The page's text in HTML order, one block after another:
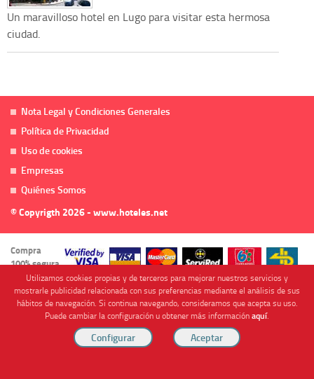
Un maravilloso hotel en Lugo para visitar esta hermosa
ciudad.
Nota Legal y Condiciones Generales
Política de Privacidad
Uso de cookies
Empresas
Quiénes Somos
© Copyrigth 2026 - www.hoteles.net
Compra
100% segura
Cofinanciado por
Utilizamos cookies propias y de terceros para mejorar nuestros servicios y
mostrarle publicidad relacionada con sus preferencias mediante el análisis de sus
hábitos de navegación. Si continua navegando, consideramos que acepta su uso.
Puede cambiar la configuración u obtener más informaciónaquí.